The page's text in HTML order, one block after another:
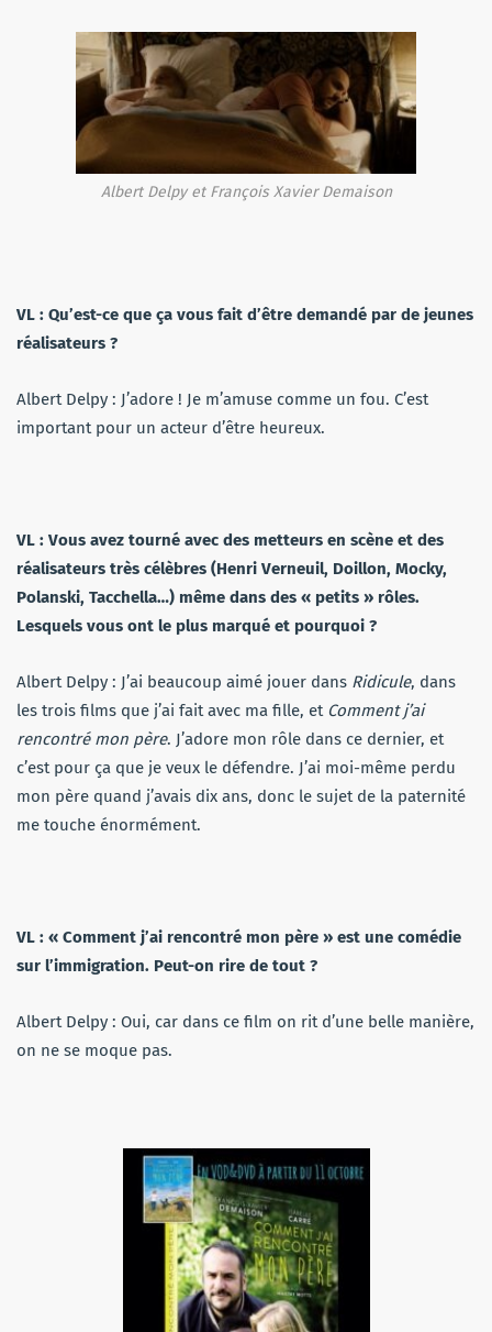
Albert Delpy et François Xavier Demaison
VL : Qu’est-ce que ça vous fait d’être demandé par de jeunes
réalisateurs ?
Albert Delpy : J’adore ! Je m’amuse comme un fou. C’est
important pour un acteur d’être heureux.
VL : Vous avez tourné avec des metteurs en scène et des
réalisateurs très célèbres (Henri Verneuil, Doillon, Mocky,
Polanski, Tacchella…) même dans des « petits » rôles.
Lesquels vous ont le plus marqué et pourquoi ?
Albert Delpy : J’ai beaucoup aimé jouer dans Ridicule, dans
les trois films que j’ai fait avec ma fille, et Comment j’ai
rencontré mon père. J’adore mon rôle dans ce dernier, et
c’est pour ça que je veux le défendre. J’ai moi-même perdu
mon père quand j’avais dix ans, donc le sujet de la paternité
me touche énormément.
VL : « Comment j’ai rencontré mon père » est une comédie
sur l’immigration. Peut-on rire de tout ?
Albert Delpy : Oui, car dans ce film on rit d’une belle manière,
on ne se moque pas.